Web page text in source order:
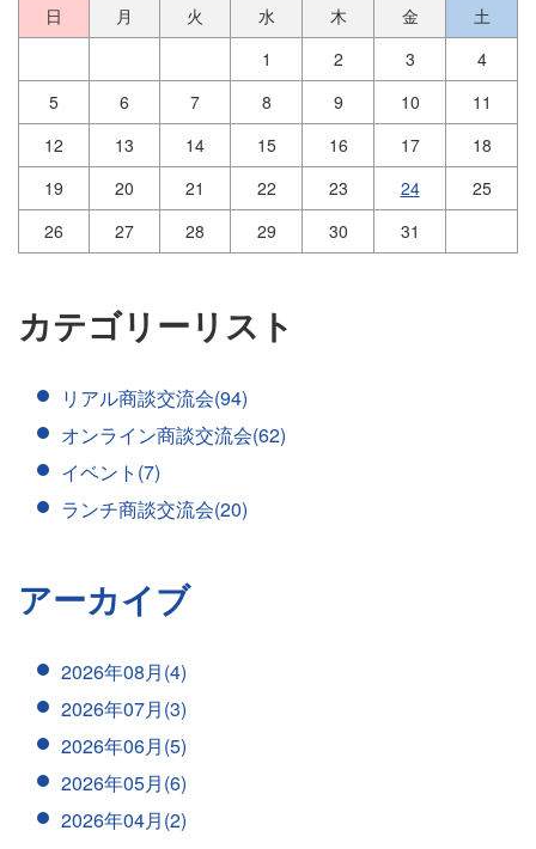
日 月 火 水 木 金
土
1
2 3
4
5
6 7 8 9 10
11
12
13 14 15 16 17
18
19
20 21 22 23 24
25
26
27 28 29 30 31
カテゴリーリスト
リアル商談交流会(94)
オンライン商談交流会(62)
イベント(7)
ランチ商談交流会(20)
アーカイブ
2026年08月(4)
2026年07月(3)
2026年06月(5)
2026年05月(6)
2026年04月(2)